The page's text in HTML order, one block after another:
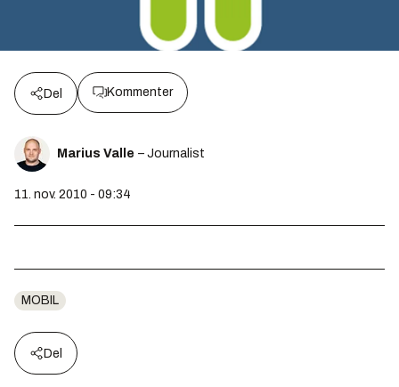
Del Kommenter
Marius Valle – Journalist
11. nov. 2010 - 09:34
MOBIL
Del